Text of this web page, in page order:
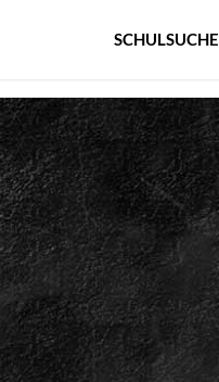
SCHULSUCHE